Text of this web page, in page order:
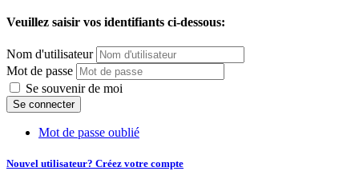
Veuillez saisir vos identifiants ci-dessous:
Nom d'utilisateur
Mot de passe
Se souvenir de moi
Mot de passe oublié
Nouvel utilisateur? Créez votre compte